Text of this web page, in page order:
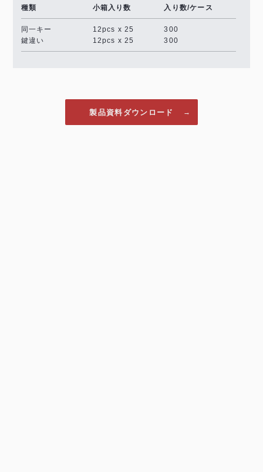
種類 小箱入り数 入り数/ケース
同一キー 12pcs x 25
300
鍵違い
12pcs x 25 300
製品資料ダウンロード